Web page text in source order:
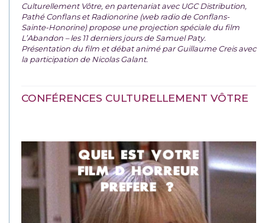
Culturellement Vôtre, en partenariat avec UGC Distribution,
Pathé Conflans et Radionorine (web radio de Conflans-
Sainte-Honorine) propose une projection spéciale du film
L’Abandon – les 11 derniers jours de Samuel Paty.
Présentation du film et débat animé par Guillaume Creis avec
la participation de Nicolas Galant.
CONFÉRENCES CULTURELLEMENT VÔTRE